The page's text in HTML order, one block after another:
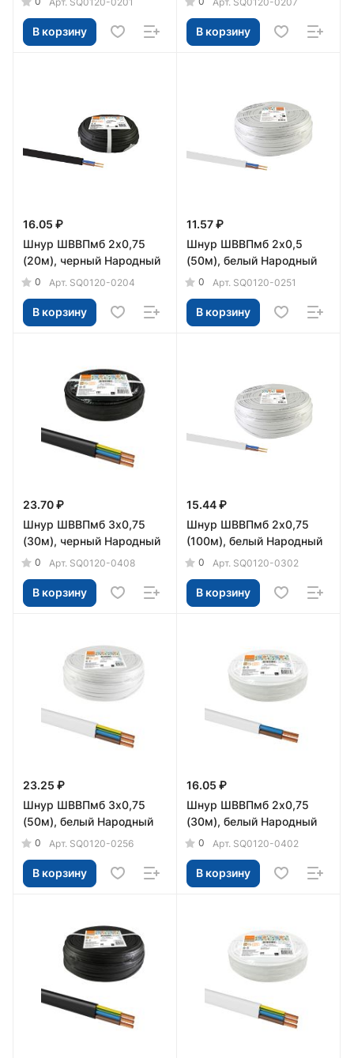
В корзину В корзину
16.05 ₽
Шнур ШВВПмб 2х0,75
(20м), черный Народный
0 Арт. SQ0120-0204
В корзину
11.57 ₽
Шнур ШВВПмб 2х0,5
(50м), белый Народный
0 Арт. SQ0120-0251
В корзину
23.70 ₽
Шнур ШВВПмб 3х0,75
(30м), черный Народный
0 Арт. SQ0120-0408
В корзину
15.44 ₽
Шнур ШВВПмб 2х0,75
(100м), белый Народный
0 Арт. SQ0120-0302
В корзину
23.25 ₽
Шнур ШВВПмб 3х0,75
(50м), белый Народный
0 Арт. SQ0120-0256
В корзину
16.05 ₽
Шнур ШВВПмб 2х0,75
(30м), белый Народный
0 Арт. SQ0120-0402
В корзину